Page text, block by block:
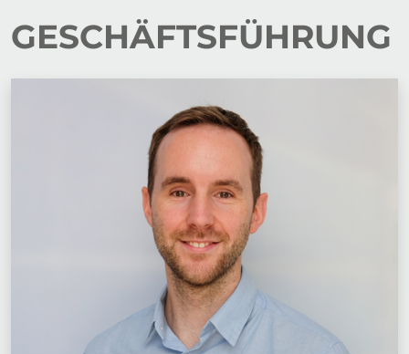
GESCHÄFTSFÜHRUNG